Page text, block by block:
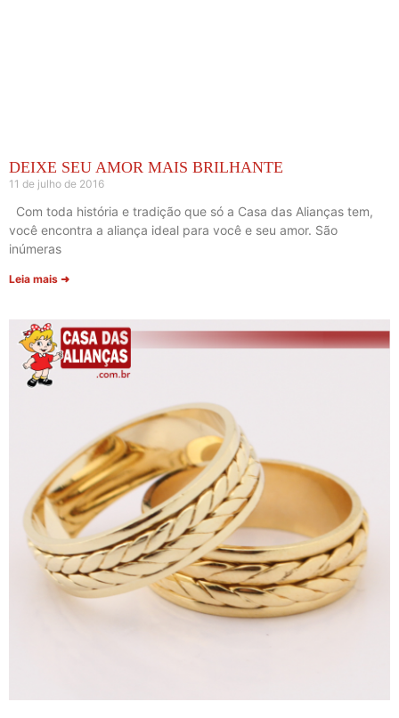
DEIXE SEU AMOR MAIS BRILHANTE
11 de julho de 2016
Com toda história e tradição que só a Casa das Alianças tem,
você encontra a aliança ideal para você e seu amor. São
inúmeras
Leia mais ➜